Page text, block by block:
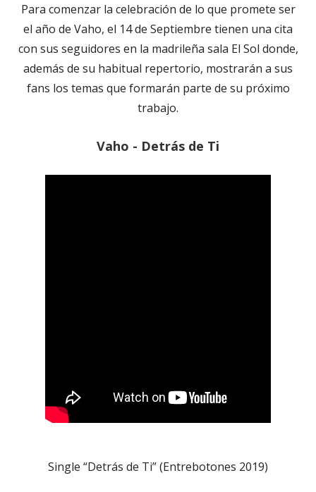
Para comenzar la celebración de lo que promete ser
el año de Vaho, el 14 de Septiembre tienen una cita
con sus seguidores en la madrileña sala El Sol donde,
además de su habitual repertorio, mostrarán a sus
fans los temas que formarán parte de su próximo
trabajo.
Vaho - Detrás de Ti
Single “Detrás de Ti” (Entrebotones 2019)